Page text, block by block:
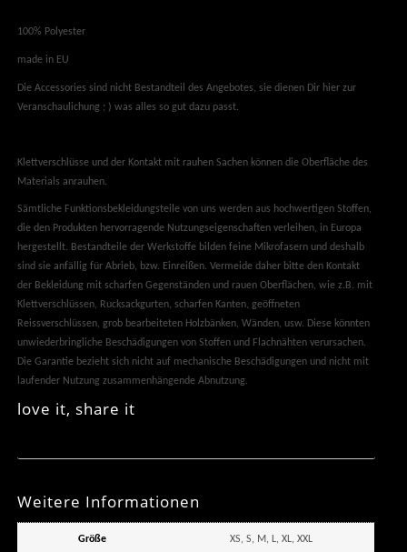
100% Polyester
made in EU
Die Accessories sind nicht Bestandteil des Angebotes, sie dienen Dir hier zur
Veranschaulichung ; ) was alles so gut dazu passt.
Klettverschlüsse und der Kontakt mit rauhen Sachen können die Oberfläche des
Materials anrauhen.
Sämtliche Funktionsbekleidungsteile von uns werden aus hochwertigen Stoffen,
die den Produkten hervorragende Nutzungseigenschaften verleihen, in Europa
hergestellt. Bestandteile der Werkstoffe bilden feine Mikrofasern und deshalb
sind sie anfällig für Abrieb, bzw. Einreißen. Vermeide daher bitte den Kontakt
der Bekleidung mit scharfen Gegenständen und rauen Oberflächen, wie z.B. mit
Klettverschlüssen, Rucksackgurten, scharfen Kanten, geöffneten
Reissverschlüssen, grob bearbeiteten Holzbänken, Wänden, usw. Diese könnten
unwiederbringliche Beschädigungen von Stoffen und Flachnähten verursachen.
Die Garantie bezieht sich nicht auf mechanische Beschädigungen und nicht mit
laufender Nutzung zusammenhängende Abnutzung.
love it, share it
Weitere Informationen
Größe XS, S, M, L, XL, XXL